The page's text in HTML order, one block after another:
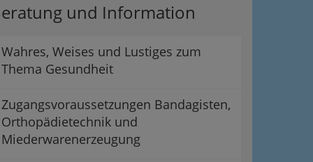
und Information
Wahres, Weises und Lustiges zum
Thema Gesundheit
Zugangsvoraussetzungen Bandagisten,
Orthopädietechnik und
Miederwarenerzeugung